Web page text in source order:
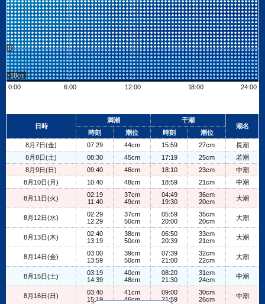
0
-10
0:00
6:00 12:00 18:00 24:00
+
日時
満潮
干潮
潮名
時刻
潮位 時刻
潮位
8月7日(金)
07:29 44cm 15:59 27cm
長潮
8月8日(土)
08:30 45cm 17:19 25cm
若潮
8月9日(日)
09:40 46cm 18:10 23cm
中潮
8月10日(月)
10:40 48cm 18:59 21cm 中潮
8月11日(火)
02:19
11:40
37cm
49cm
04:49
19:30
36cm
20cm
大潮
8月12日(水)
02:29
12:29
37cm
50cm
05:59
20:00
35cm
20cm
大潮
8月13日(木)
02:40
13:19
38cm
50cm
06:50
20:39
33cm
21cm
大潮
8月14日(金)
03:00
13:59
39cm
50cm
07:39
21:00
32cm
22cm
大潮
8月15日(土)
03:19
14:39
40cm
48cm
08:20
21:30
31cm
24cm
中潮
8月16日(日)
03:40
15:19
41cm
46cm
09:00
21:59
30cm
26cm
中潮